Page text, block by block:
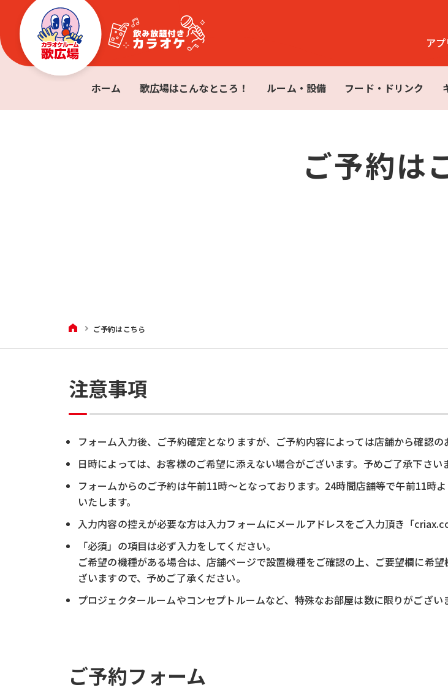
ア
ホーム 歌広場はこんなところ！ ルーム・設備 フード・ドリンク
ご予約は
HOMEご予約はこちら
注意事項
フォーム入力後、ご予約確定となりますが、ご予約内容によっては店舗から確認の
日時によっては、お客様のご希望に添えない場合がございます。予めご了承下さい
フォームからのご予約は午前11時～となっております。24時間店舗等で午前11時
いたします。
入力内容の控えが必要な方は入力フォームにメールアドレスをご入力頂き「
「必須」の項目は必ず入力をしてください。
ご希望の機種がある場合は、店舗ページで設置機種をご確認の上、ご要望欄に希
ざいますので、予めご了承ください。
プロジェクタールームやコンセプトルームなど、特殊なお部屋は数に限りがござ
ご予約フォーム